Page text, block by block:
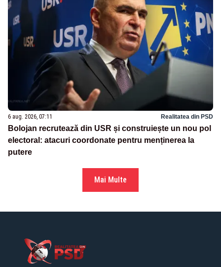
6 aug. 2026, 07:11 Realitatea din PSD
Bolojan recrutează din USR și construiește un nou pol
electoral: atacuri coordonate pentru menținerea la
putere
Mai Multe